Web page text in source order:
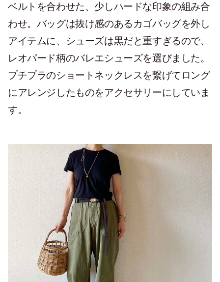
ベルトを合わせた、少しハードな印象の組み合
わせ。バッグは抜け感のあるカゴバッグを外し
アイテムに、シューズは黒だと重すぎるので、
レオパード柄のバレエシューズを選びました。
プチプラのショートネックレスを繋げてロング
にアレンジしたものをアクセサリーにしていま
す。